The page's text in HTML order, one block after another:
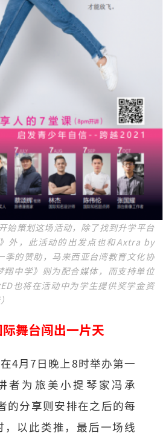
始策划这场活动，除了找到升学平台
外，此活动的出发点也和Axtra by
季的赞助，马来西亚台湾教育文化协
翔中学》则为配合媒体，而支持单位
也将在活动中为学生提供奖学金资
舞台闯出一片天
4月7日晚上8时举办第一
者为旅美小提琴家冯承
的分享则安排在之后的每
以此类推，最后一场线